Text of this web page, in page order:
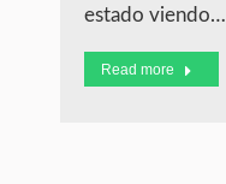
estado viendo…
Read more